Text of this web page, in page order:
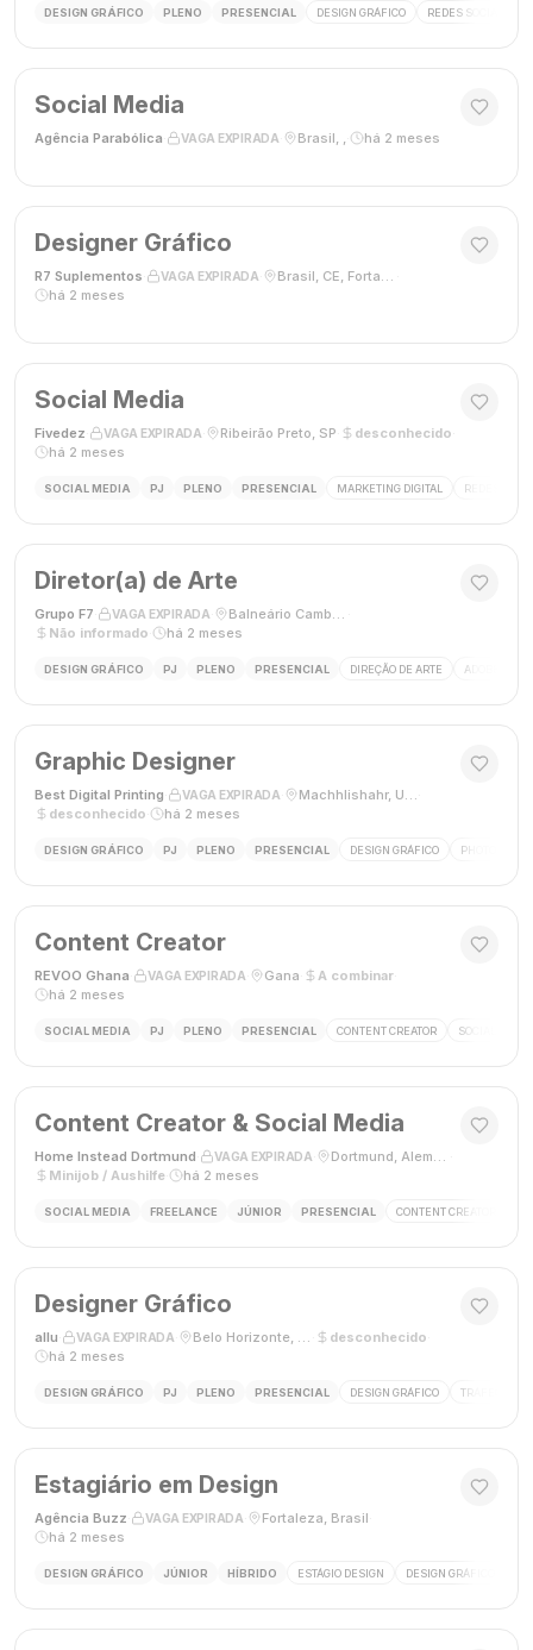
DESIGN GRÁFICO PLENO PRESENCIAL DESIGN GRÁFICO REDES SOCIAIS
Social Media
Agência Parabólica VAGA EXPIRADA Brasil, , há 2 meses
Designer Gráfico
R7 Suplementos VAGA EXPIRADA Brasil, CE, Fortaleza
há 2 meses
Social Media
Fivedez VAGA EXPIRADA Ribeirão Preto, SP desconhecido
há 2 meses
SOCIAL MEDIA PJ PLENO PRESENCIAL MARKETING DIGITAL REDES
Diretor(a) de Arte
Grupo F7 VAGA EXPIRADA Balneário Camboriú, SC, Brasil
Não informado
há 2 meses
DESIGN GRÁFICO PJ PLENO PRESENCIAL DIREÇÃO DE ARTE ADOBE
Graphic Designer
Best Digital Printing VAGA EXPIRADA Machhlishahr, Uttar Pradesh, Índia
desconhecido
há 2 meses
DESIGN GRÁFICO PJ PLENO PRESENCIAL DESIGN GRÁFICO PHOTOSHOP
Content Creator
REVOO Ghana VAGA EXPIRADA Gana A combinar·
há 2 meses
SOCIAL MEDIA PJ PLENO PRESENCIAL CONTENT CREATOR SOCIAL MEDIA
Content Creator & Social Media
Home Instead Dortmund VAGA EXPIRADA Dortmund, Alemanha
Minijob / Aushilfe
há 2 meses
SOCIAL MEDIA FREELANCE JÚNIOR PRESENCIAL CONTENT CREATOR
Designer Gráfico
allu VAGA EXPIRADA Belo Horizonte, MG, Brasil desconhecido
há 2 meses
DESIGN GRÁFICO PJ PLENO PRESENCIAL DESIGN GRÁFICO TRÁFEGO
Estagiário em Design
Agência Buzz VAGA EXPIRADA Fortaleza, Brasil
há 2 meses
DESIGN GRÁFICO JÚNIOR HÍBRIDO ESTÁGIO DESIGN DESIGN GRÁFICO